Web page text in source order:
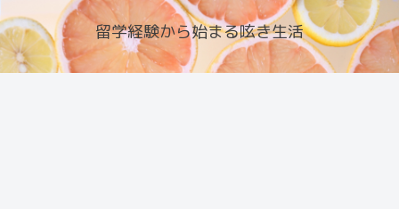
留学経験から始まる呟き生活